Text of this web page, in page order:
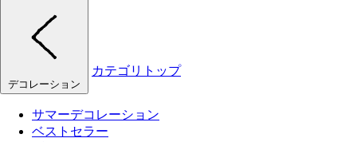
デコレーション
カテゴリトップ
サマーデコレーション
ベストセラー